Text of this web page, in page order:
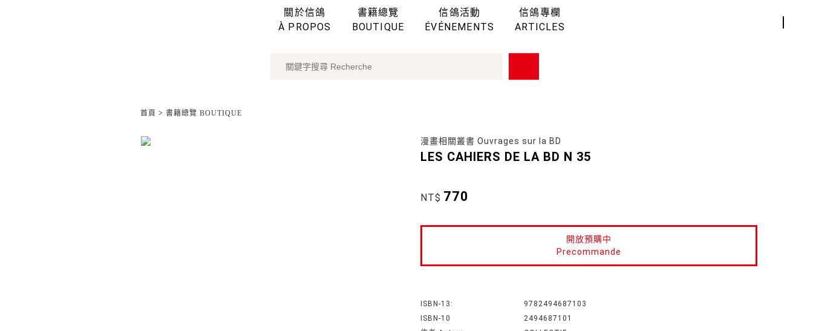
關於信鴿
À PROPOS
書籍總覽
BOUTIQUE
信鴿活動
ÉVÉNEMENTS
信鴿專欄
ARTICLES
首頁 > 書籍總覽 BOUTIQUE
漫畫相關叢書 Ouvrages sur la BD
LES CAHIERS DE LA BD N 35
NT$ 770
開放預購中
Precommande
ISBN-13:
9782494687103
ISBN-10
2494687101